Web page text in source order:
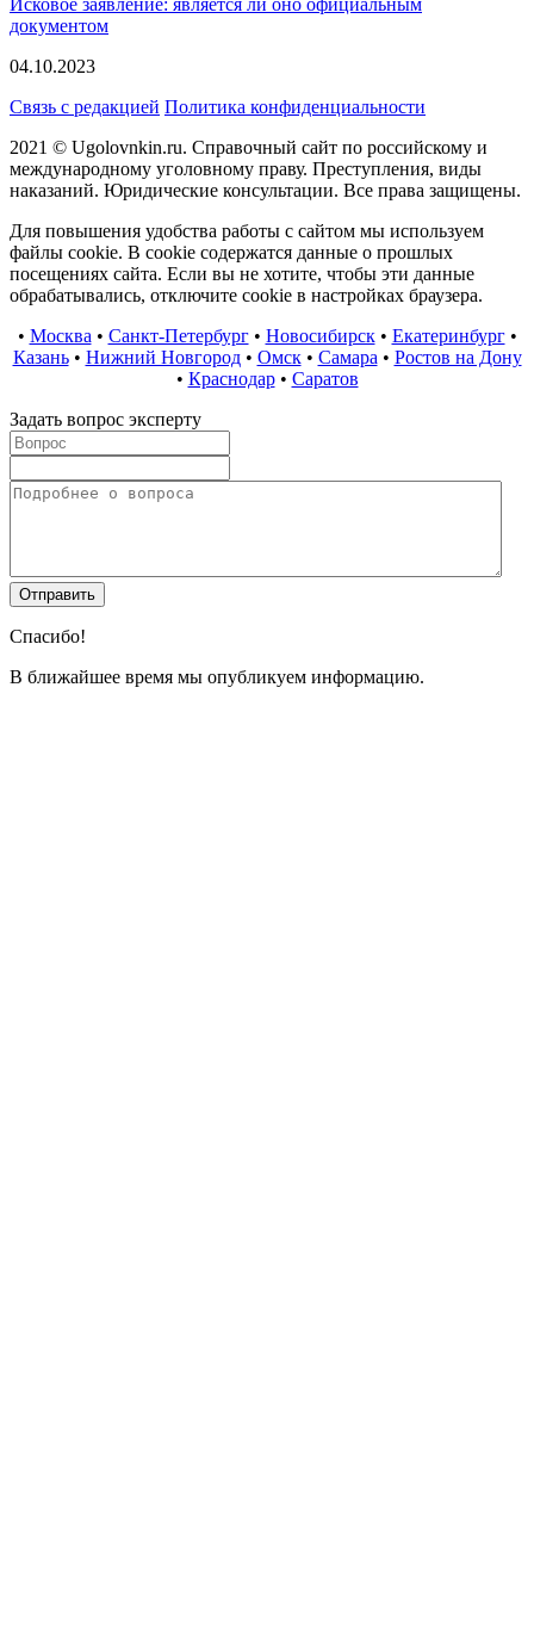
документом
04.10.2023
Связь с редакцией Политика конфиденциальности
2021 © Ugolovnkin.ru. Справочный сайт по российскому и
международному уголовному праву. Преступления, виды
наказаний. Юридические консультации. Все права защищены.
Для повышения удобства работы с сайтом мы используем
файлы cookie. В cookie содержатся данные о прошлых
посещениях сайта. Если вы не хотите, чтобы эти данные
обрабатывались, отключите cookie в настройках браузера.
• Москва • Санкт-Петербург• Новосибирск• Екатеринбург•
Казань• Нижний Новгород• Омск• Самара • Ростов на Дону
• Краснодар• Саратов
Задать вопрос эксперту
Спасибо!
В ближайшее время мы опубликуем информацию.